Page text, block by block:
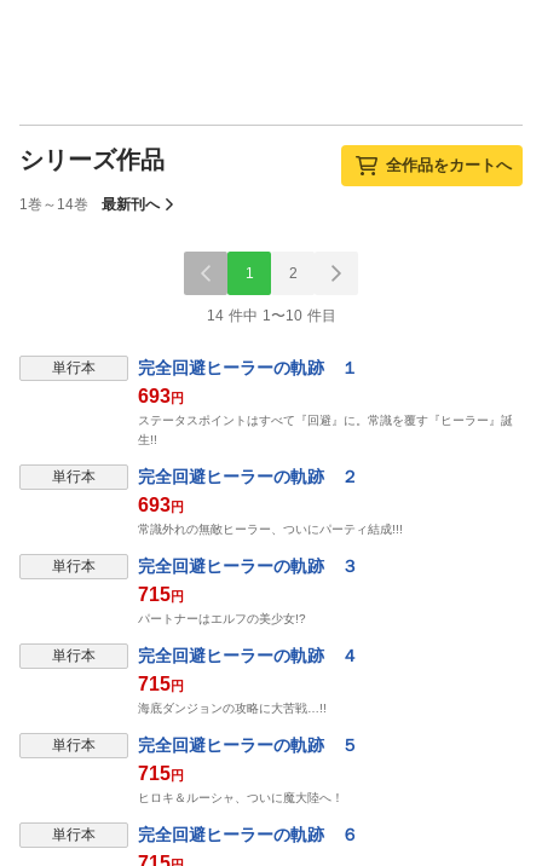
シリーズ作品 全作品をカートへ
1巻～14巻 最新刊へ
1 2
14 件中 1〜10 件目
単行本 完全回避ヒーラーの軌跡 １
693円
ステータスポイントはすべて『回避』に。常識を覆す『ヒーラー』誕
生!!
単行本 完全回避ヒーラーの軌跡 ２
693円
常識外れの無敵ヒーラー、ついにパーティ結成!!!
単行本 完全回避ヒーラーの軌跡 ３
715円
パートナーはエルフの美少女!?
単行本 完全回避ヒーラーの軌跡 ４
715円
海底ダンジョンの攻略に大苦戦…!!
単行本 完全回避ヒーラーの軌跡 ５
715円
ヒロキ＆ルーシャ、ついに魔大陸へ！
単行本 完全回避ヒーラーの軌跡 ６